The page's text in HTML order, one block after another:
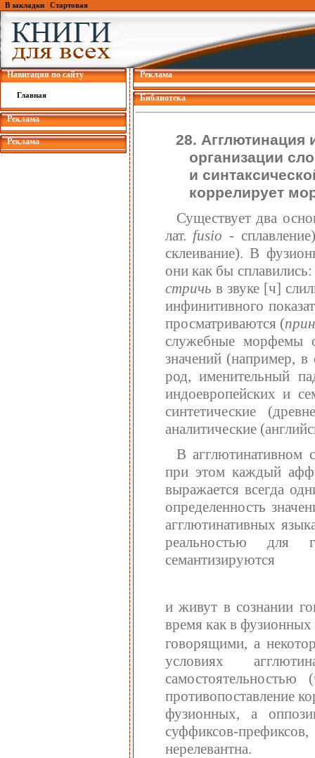
В закладки Стартовая
Навигация по сайту
Главная
Реклама
Реклама
Реклама
Библиотека
28. Агглютинация
организации
и
коррелирует
Существует два
лат. fusio -
склеивание). В
они как бы
стричь в звуке [ч]
инфинитивного
просматриваются (
служебные морфемы
значений (например,
род, именительный
индоевропейских и
синтетические
аналитические
В агглютинативном
при этом каждый
выражается всегда
определенность
агглютинативных
реальностью для
семантизируются
и живут в сознании
время как в
говорящими, а
условиях
противопоставление
фузионных, а
суффиксов-
нерелевантна.